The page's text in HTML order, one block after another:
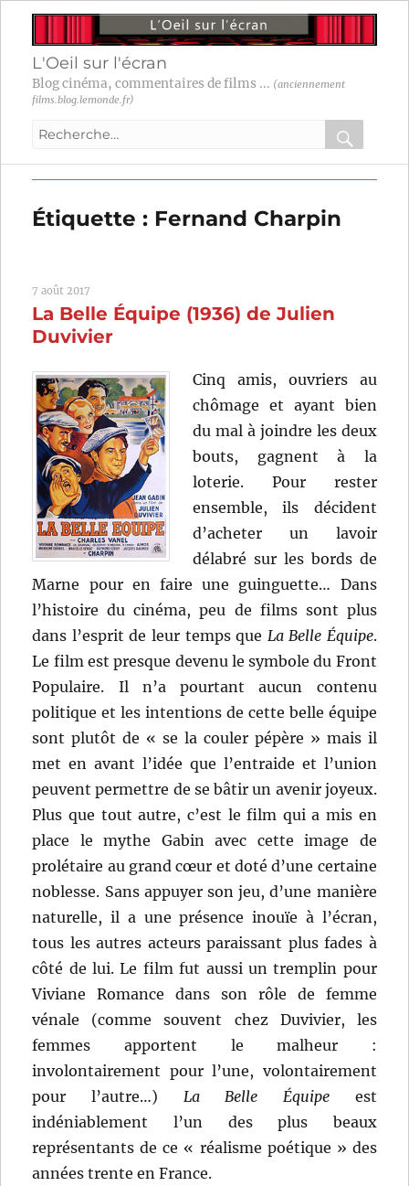
L'Oeil sur l'écran
Blog cinéma, commentaires de films ... (anciennement
films.blog.lemonde.fr)
Recherche
:
OK
Étiquette : Fernand Charpin
7 août 2017
La Belle Équipe (1936) de Julien
Duvivier
Cinq amis, ouvriers au
chômage et ayant bien
du mal à joindre les deux
bouts, gagnent à la
loterie. Pour rester
ensemble, ils décident
d’acheter un lavoir
délabré sur les bords de
Marne pour en faire une guinguette… Dans
l’histoire du cinéma, peu de films sont plus
dans l’esprit de leur temps que La Belle Équipe.
Le film est presque devenu le symbole du Front
Populaire. Il n’a pourtant aucun contenu
politique et les intentions de cette belle équipe
sont plutôt de « se la couler pépère » mais il
met en avant l’idée que l’entraide et l’union
peuvent permettre de se bâtir un avenir joyeux.
Plus que tout autre, c’est le film qui a mis en
place le mythe Gabin avec cette image de
prolétaire au grand cœur et doté d’une certaine
noblesse. Sans appuyer son jeu, d’une manière
naturelle, il a une présence inouïe à l’écran,
tous les autres acteurs paraissant plus fades à
côté de lui. Le film fut aussi un tremplin pour
Viviane Romance dans son rôle de femme
vénale (comme souvent chez Duvivier, les
femmes apportent le malheur :
involontairement pour l’une, volontairement
pour l’autre…) La Belle Équipe est
indéniablement l’un des plus beaux
représentants de ce « réalisme poétique » des
années trente en France.